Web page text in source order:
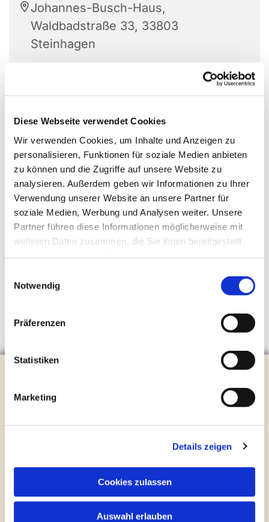
Diese Webseite verwendet Cookies
Wir verwenden Cookies, um Inhalte und Anzeigen zu
personalisieren, Funktionen für soziale Medien anbieten
zu können und die Zugriffe auf unsere Website zu
analysieren. Außerdem geben wir Informationen zu Ihrer
Verwendung unserer Website an unsere Partner für
soziale Medien, Werbung und Analysen weiter. Unsere
Partner führen diese Informationen möglicherweise mit
weiteren Daten zusammen, die Sie ihnen bereitgestellt
Notwendig
Präferenzen
Statistiken
Marketing
Details zeigen
Cookies zulassen
Auswahl erlauben
Johannes-Busch-Haus,
Waldbadstraße 33, 33803
Steinhagen
Tel.:0 52 04 / 36 28
Newsletter abonnieren
Kontakt und Öffnungszeiten
Gemeinde- und Friedhofsamt
Montag: geschlossen